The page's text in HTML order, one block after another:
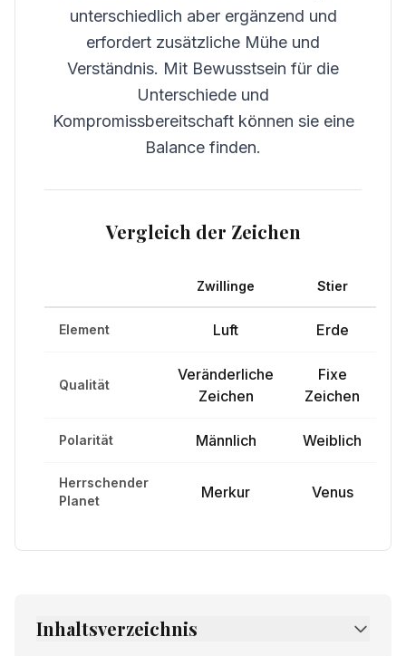
unterschiedlich aber ergänzend und
erfordert zusätzliche Mühe und
Verständnis. Mit Bewusstsein für die
Unterschiede und
Kompromissbereitschaft können sie eine
Balance finden.
Vergleich der Zeichen
Zwillinge Stier
Element Luft Erde
Qualität
Veränderliche
Zeichen
Fixe
Zeichen
Polarität Männlich Weiblich
Herrschender
Planet
Merkur Venus
Inhaltsverzeichnis